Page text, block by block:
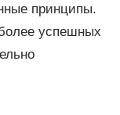
принципы.
успешных